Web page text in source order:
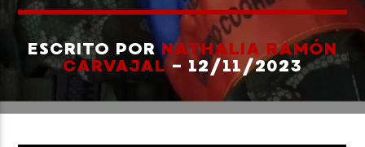
TÍTULO
ARTISTA
ESCRITO PORNATHALIA RAMÓN
CARVAJAL- 12/11/2023